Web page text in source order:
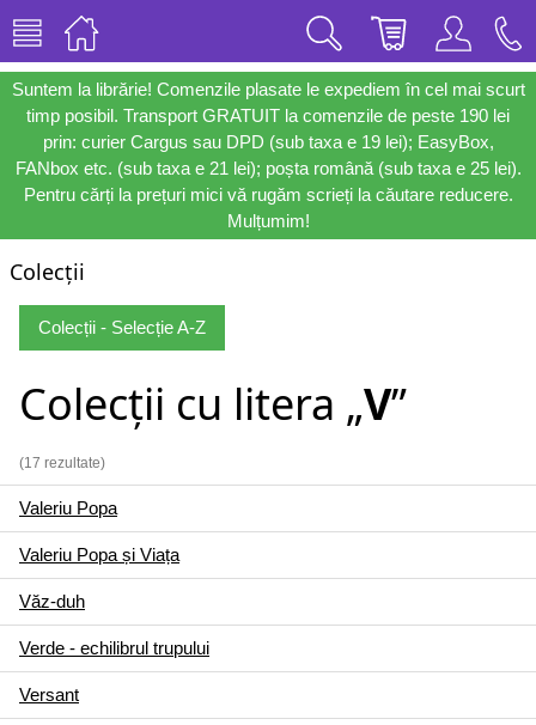
Suntem la librărie! Comenzile plasate le expediem în cel mai scurt
timp posibil. Transport GRATUIT la comenzile de peste 190 lei
prin: curier Cargus sau DPD (sub taxa e 19 lei); EasyBox,
FANbox etc. (sub taxa e 21 lei); poșta română (sub taxa e 25 lei).
Pentru cărți la prețuri mici vă rugăm scrieți la căutare reducere.
Mulțumim!
Colecții
Colecții - Selecție A-Z
Colecții cu litera „V”
(17 rezultate)
Valeriu Popa
Valeriu Popa și Viața
Văz-duh
Verde - echilibrul trupului
Versant